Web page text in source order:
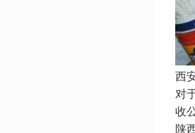
西
对
收
陕